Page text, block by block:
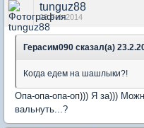
tunguz88
23 Feb 2014
Герасим090 сказал(а)
Когда едем на шашлыки?!
Опа-опа-опа-оп))) Я за)))
вальнуть...?